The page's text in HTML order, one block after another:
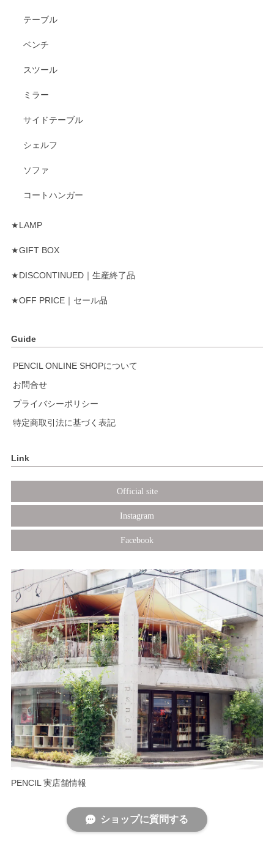
テーブル
ベンチ
スツール
ミラー
サイドテーブル
シェルフ
ソファ
コートハンガー
★LAMP
★GIFT BOX
★DISCONTINUED｜生産終了品
★OFF PRICE｜セール品
Guide
PENCIL ONLINE SHOPについて
お問合せ
プライバシーポリシー
特定商取引法に基づく表記
Link
Official site
Instagram
Facebook
PENCIL 実店舗情報
ショップに質問する